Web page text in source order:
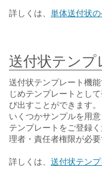
詳しくは、 単体送付状
送付状テンプ
送付状テンプレート機
じめテンプレートとし
び出すことができます。
いくつかサンプルを用
テンプレートをご登録
理者・責任者権限が必要
詳しくは、 送付状テン